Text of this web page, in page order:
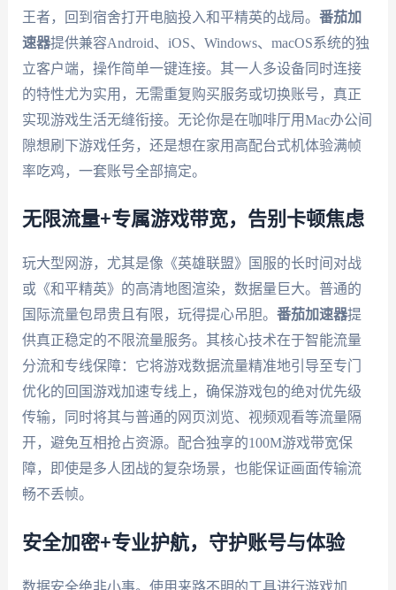
王者，回到宿舍打开电脑投入和平精英的战局。 番茄加
速器提供兼容Android、iOS、Windows、macOS系统的独
立客户端，操作简单一键连接。其一人多设备同时连接
的特性尤为实用，无需重复购买服务或切换账号，真正
实现游戏生活无缝衔接。无论你是在咖啡厅用Mac办公间
隙想刷下游戏任务，还是想在家用高配台式机体验满帧
率吃鸡，一套账号全部搞定。
无限流量+专属游戏带宽，告别卡顿焦虑
玩大型网游，尤其是像《英雄联盟》国服的长时间对战
或《和平精英》的高清地图渲染，数据量巨大。普通的
国际流量包昂贵且有限，玩得提心吊胆。 番茄加速器提
供真正稳定的不限流量服务。其核心技术在于智能流量
分流和专线保障：它将游戏数据流量精准地引导至专门
优化的回国游戏加速专线上，确保游戏包的绝对优先级
传输，同时将其与普通的网页浏览、视频观看等流量隔
开，避免互相抢占资源。配合独享的100M游戏带宽保
障，即使是多人团战的复杂场景，也能保证画面传输流
畅不丢帧。
安全加密+专业护航，守护账号与体验
数据安全绝非小事。使用来路不明的工具进行游戏加